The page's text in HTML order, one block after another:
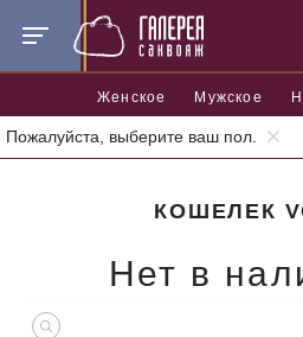
Женское Мужское
Пожалуйста, выберите ваш пол.
Главная Аксессуары Кошельки
КОШЕЛЕК
Нет в